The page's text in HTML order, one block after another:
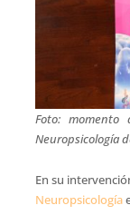
Foto:
Neuropsicología
En su
Neuropsicología